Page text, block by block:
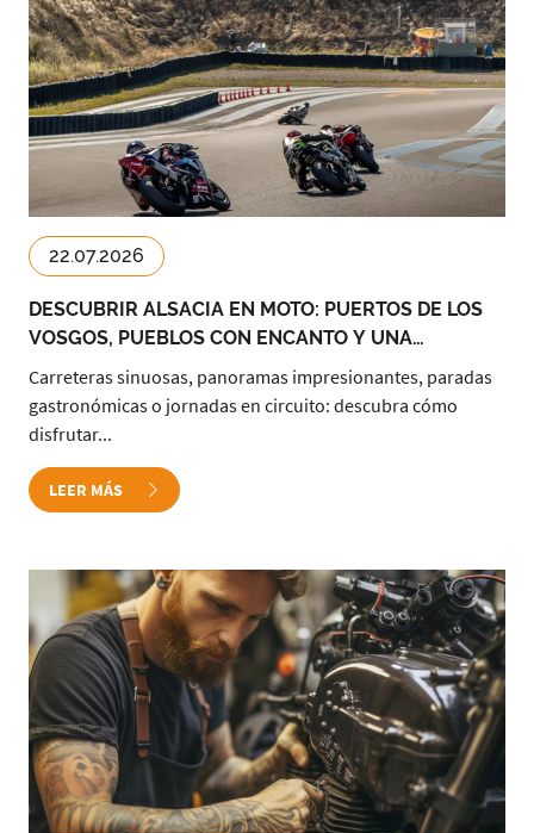
22.07.2026
DESCUBRIR ALSACIA EN MOTO: PUERTOS DE LOS
VOSGOS, PUEBLOS CON ENCANTO Y UNA
JORNADA EN CIRCUITO
Carreteras sinuosas, panoramas impresionantes, paradas
gastronómicas o jornadas en circuito: descubra cómo
disfrutar...
LEER MÁS